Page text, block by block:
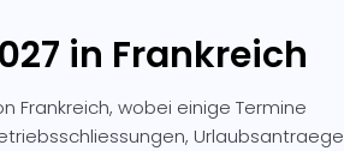
in Frankreich
Frankreich, wobei einige Termine
Urlaubsantraege